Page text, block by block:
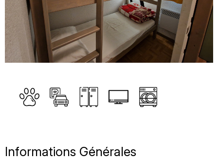
Informations Générales